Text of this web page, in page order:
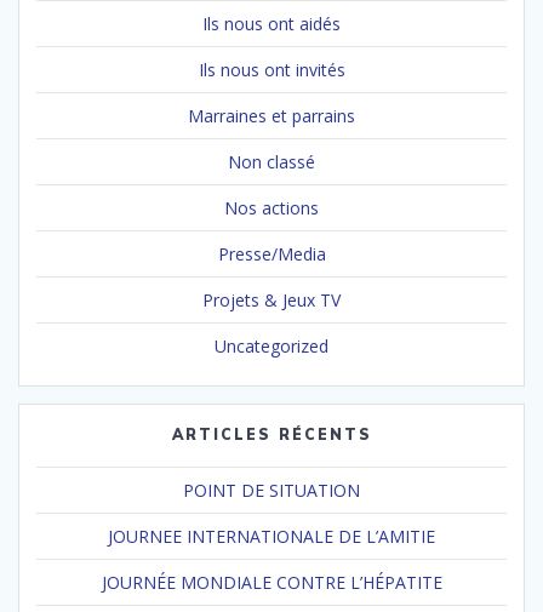
Ils nous ont aidés
Ils nous ont invités
Marraines et parrains
Non classé
Nos actions
Presse/Media
Projets & Jeux TV
Uncategorized
ARTICLES RÉCENTS
POINT DE SITUATION
JOURNEE INTERNATIONALE DE L’AMITIE
JOURNÉE MONDIALE CONTRE L’HÉPATITE